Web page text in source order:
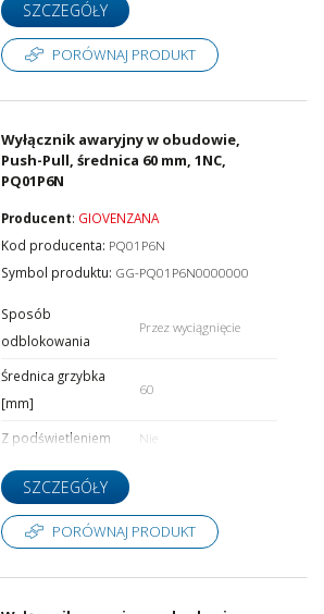
SZCZEGÓŁY
PORÓWNAJ PRODUKT
Wyłącznik awaryjny w obudowie,
Push-Pull, średnica 60 mm, 1NC,
PQ01P6N
Producent: GIOVENZANA
Kod producenta: PQ01P6N
Symbol produktu: GG-PQ01P6N0000000
Sposób
odblokowania
Przez wyciągnięcie
Średnica grzybka
[mm]
60
Z podświetleniem Nie
SZCZEGÓŁY
PORÓWNAJ PRODUKT